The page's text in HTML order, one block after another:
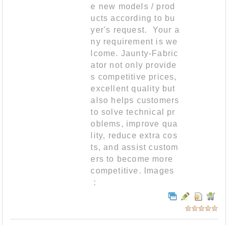
e new models / prod
ucts according to bu
yer's request. Your a
ny requirement is we
lcome. Jaunty-Fabric
ator not only provide
s competitive prices,
excellent quality but
also helps customers
to solve technical pr
oblems, improve qua
lity, reduce extra cos
ts, and assist custom
ers to become more
competitive. Images
: